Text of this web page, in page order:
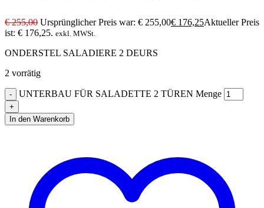
€255,00 Ursprünglicher Preis war: € 255,00€ 176,25Aktueller Preis
ist: € 176,25. exkl. MWSt.
ONDERSTEL SALADIERE 2 DEURS
2 vorrätig
UNTERBAU FÜR SALADETTE 2 TÜREN Menge
In den Warenkorb